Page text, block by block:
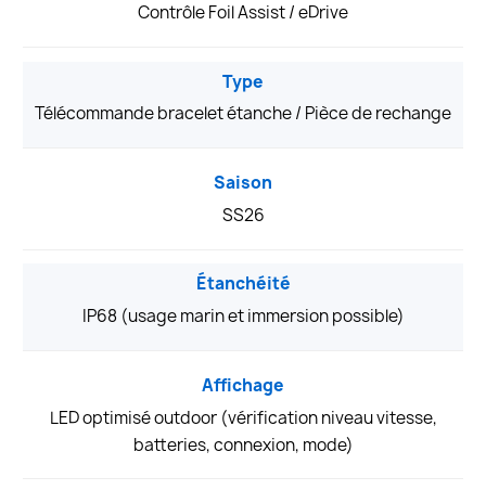
Contrôle Foil Assist / eDrive
Type
Télécommande bracelet étanche / Pièce de rechange
Saison
SS26
Étanchéité
IP68 (usage marin et immersion possible)
Affichage
LED optimisé outdoor (vérification niveau vitesse,
batteries, connexion, mode)